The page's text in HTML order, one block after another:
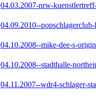
04.03.2007-nrw-
04.09.2010--
04.10.2008--mike-dee-s-
04.10.2008--stadthalle-
04.11.2007--wdr4-schlager-